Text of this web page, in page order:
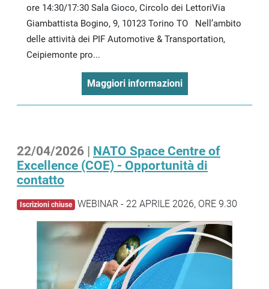
ore 14:30/17:30 Sala Gioco, Circolo dei LettoriVia
Giambattista Bogino, 9, 10123 Torino TO Nell’ambito
delle attività dei PIF Automotive & Transportation,
Ceipiemonte pro...
Maggiori informazioni
22/04/2026 | NATO Space Centre of
Excellence (COE) - Opportunità di
contatto
Iscrizioni chiuse WEBINAR - 22 APRILE 2026, ORE 9.30